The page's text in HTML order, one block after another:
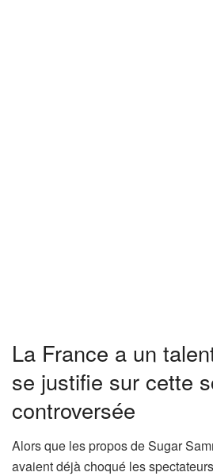
La France a un
se justifie sur cette
controversée
Alors que les propos de Sugar
avaient déjà choqué les